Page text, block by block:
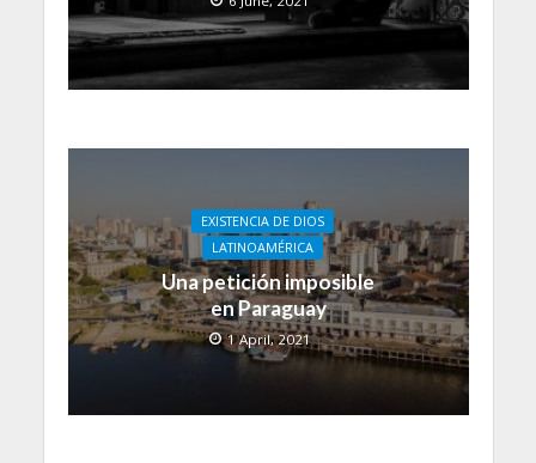
EXISTENCIA DE DIOS
LATINOAMÉRICA
Una petición imposible
en Paraguay
1 April, 2021